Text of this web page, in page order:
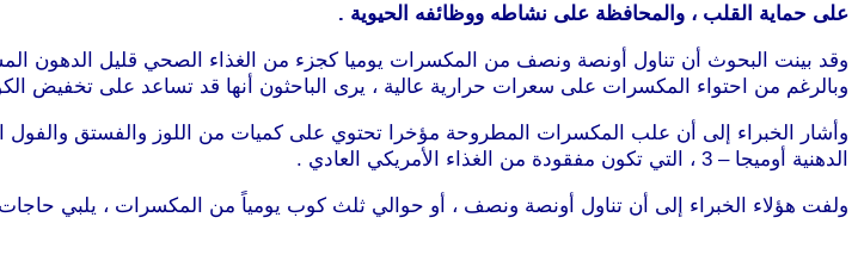
على حماية القلب ، والمحافظة على نشاطه ووظائفه الحيوية .
وقد بينت البحوث أن تناول أونصة ونصف من المكسرات يوميا كجزء من الغذاء الصحي قليل الدهون
وبالرغم من احتواء المكسرات على سعرات حرارية عالية ، يرى الباحثون أنها قد تساعد على تخفيض
وأشار الخبراء إلى أن علب المكسرات المطروحة مؤخرا تحتوي على كميات من اللوز والفستق والفول
الدهنية أوميجا – 3 ، التي تكون مفقودة من الغذاء الأمريكي العادي .
ولفت هؤلاء الخبراء إلى أن تناول أونصة ونصف ، أو حوالي ثلث كوب يومياً من المكسرات ، يلبي